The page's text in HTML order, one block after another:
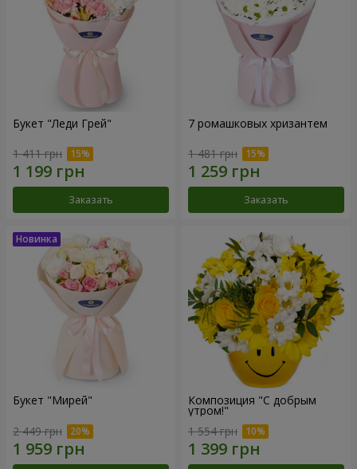
Букет "Леди Грей"
1 411 грн
Заказать
7 ромашковых хризантем
1 481 грн
Заказать
Букет "Мирей"
2 449 грн
Композиция "С добрым
утром!"
1 554 грн